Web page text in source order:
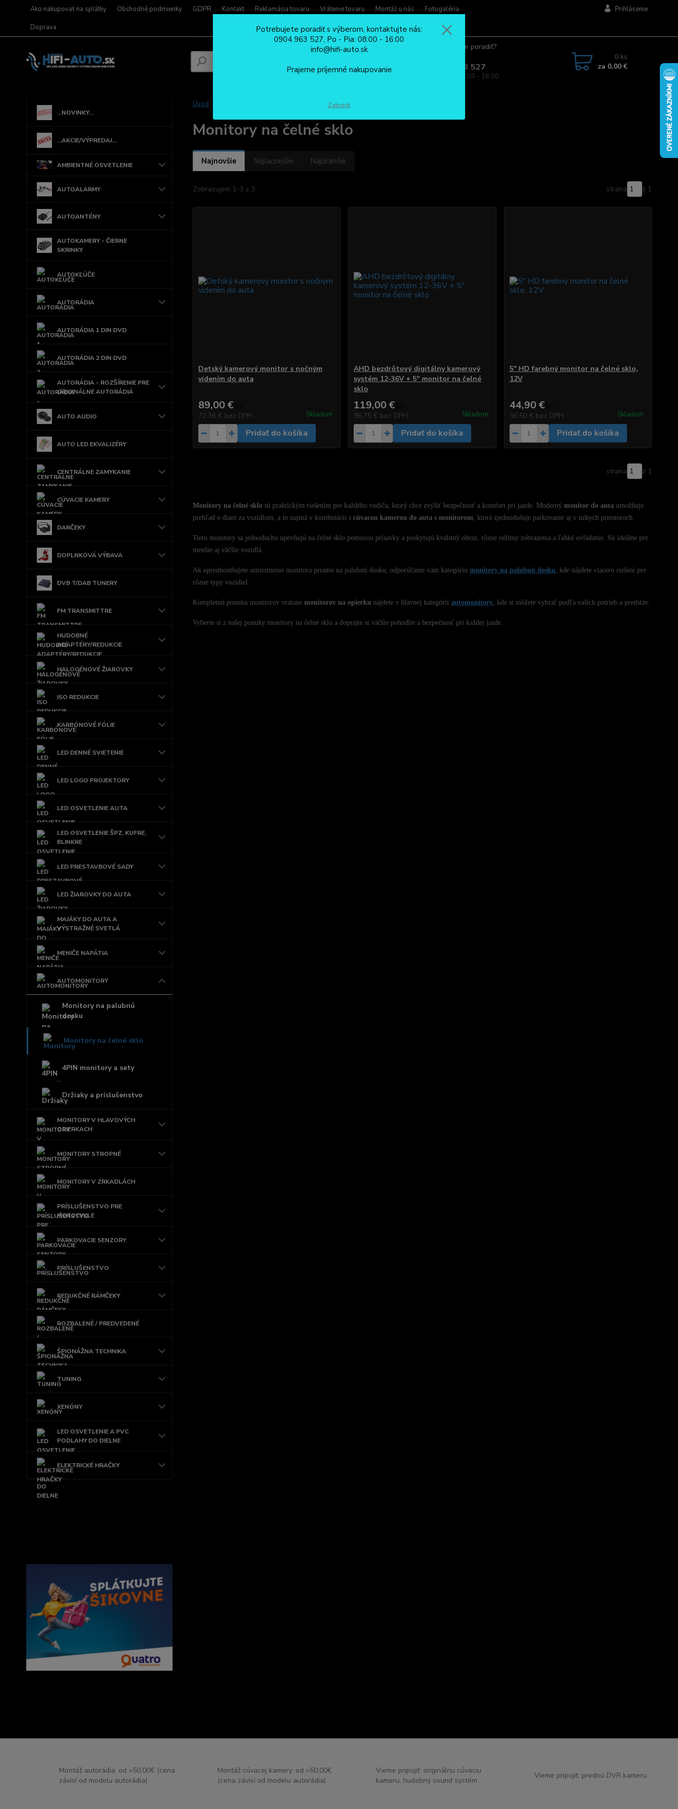
Ako nakupovať na splátky Obchodné podmienky GDPR Kontakt Reklamácia tovaru Vrátenie tovaru Montáž u nás
Fotogaléria
Doprava
Prihlásenie
Potrebujete poradiť?
0904 963 527
Po - Pia: 08:00 - 16:00
0 ks
za 0,00 €
...NOVINKY...
...AKCIE/VÝPREDAJ...
AMBIENTNÉ OSVETLENIE
AUTOALARMY
AUTOANTÉNY
AUTOKAMERY - ČIERNE
SKRINKY
AUTOKĽÚČE
AUTORÁDIA
AUTORÁDIA 1 DIN DVD
AUTORÁDIA 2 DIN DVD
AUTORÁDIA - ROZŠÍRENIE PRE
ORIGINÁLNE AUTORÁDIÁ
AUTO AUDIO
AUTO LED EKVALIZÉRY
CENTRÁLNE ZAMYKANIE
CÚVACIE KAMERY
DARČEKY
DOPLNKOVÁ VÝBAVA
DVB T/DAB TUNERY
FM TRANSMITTRE
HUDOBNÉ
ADAPTÉRY/REDUKCIE
HALOGÉNOVÉ ŽIAROVKY
ISO REDUKCIE
KARBÓNOVÉ FÓLIE
LED DENNÉ SVIETENIE
LED LOGO PROJEKTORY
LED OSVETLENIE AUTA
LED OSVETLENIE ŠPZ, KUFRE,
BLINKRE
LED PRESTAVBOVÉ SADY
LED ŽIAROVKY DO AUTA
MAJÁKY DO AUTA A
VÝSTRAŽNÉ SVETLÁ
MENIČE NAPÄTIA
AUTOMONITORY
Monitory na palubnú
dosku
Monitory na čelné sklo
4PIN monitory a sety
Držiaky a príslušenstvo
MONITORY V HLAVOVÝCH
OPIERKACH
MONITORY STROPNÉ
MONITORY V ZRKADLÁCH
PRÍSLUŠENSTVO PRE
MOTOCYKLE
PARKOVACIE SENZORY
PRÍSLUŠENSTVO
REDUKČNÉ RÁMČEKY
ROZBALENÉ / PREDVEDENÉ
ŠPIONÁŽNA TECHNIKA
TUNING
XENÓNY
LED OSVETLENIE A PVC
PODLAHY DO DIELNE
ELEKTRICKÉ HRAČKY
Úvod Monitory na čelné sklo
Monitory na čelné sklo
Najnovšie Najlacnejšie Najdrahšie
Zobrazujem 1-3 z 3 strana z 1
Detský kamerový monitor s nočným
videním do auta
89,00 €/
72,36 € bez DPH Skladom
Pridať do košíka
AHD bezdrôtový digitálny kamerový
systém 12-36V + 5" monitor na čelné
sklo
119,00 €
96,75 € bez DPH Skladom
Pridať do košíka
5" HD farebný monitor na čelné sklo,
12V
44,90 €/
36,50 € bez DPH Skladom
Pridať do košíka
strana z 1
Monitory na čelné sklosú praktickým riešením pre každého vodiča, ktorý chce zvýšiť bezpečnosť a komfort pri jazde. Moderný monitor do auta umožňuje
prehľad o dianí za vozidlom, a to najmä v kombinácii s cúvacou kamerou do auta s monitorom , ktorá zjednodušuje parkovanie aj v úzkych priestoroch.
Tieto monitory sa jednoducho upevňujú na čelné sklo pomocou prísavky a poskytujú kvalitný obraz, rôzne režimy zobrazenia a ľahké ovládanie. Sú ideálne pre
menšie aj väčšie vozidlá.
Ak uprednostňujete umiestnenie monitora priamo na palubnú dosku, odporúčame vám kategóriu monitory na palubnú dosku , kde nájdete viacero riešení pre
rôzne typy vozidiel.
Kompletnú ponuku monitorov vrátane monitorov na opierku nájdete v hlavnej kategórii automonitory, kde si môžete vybrať podľa vašich potrieb a predstáv.
Vyberte si z našej ponuky monitory na čelné sklo a doprajte si väčšie pohodlie a bezpečnosť pri každej jazde.
Montáž autorádia: od =50,00€ (cena
závisí od modelu autorádia)
Montáž cúvacej kamery: od =50,00€
(cena závisí od modelu autorádia)
Vieme pripojiť: originálnu cúvaciu
kameru, hudobný sound systém
Vieme pripojiť: prednú DVR kameru
Potrebujete poradiť s výberom, kontaktujte nás:
0904 963 527, Po - Pia: 08:00 - 16:00
info@hifi-auto.sk
Prajeme príjemné nakupovanie
Zatvoriť